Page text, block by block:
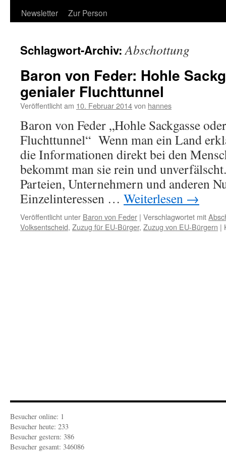
Newsletter
Zur Person
Schlagwort-Archiv:Abschottung
Baron von Feder: Hohle
genialer Fluchttunnel
Veröffentlicht am 10. Februar 2014von hannes
Baron von Feder „Hohle Sackgasse
Fluchttunnel“ Wenn man ein Land
die Informationen direkt bei den
bekommt man sie rein und
Parteien, Unternehmern und anderen
Einzelinteressen … Weiterlesen →
Veröffentlicht unter Baron von Feder | Verschlagwortet mit
Volksentscheid, Zuzug für EU-Bürger, Zuzug von EU-Bürgern |
Besucher online: 1
Besucher heute: 233
Besucher gestern: 386
Besucher gesamt: 346086